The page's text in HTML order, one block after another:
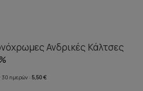
Ανδρικές Κάλτσες
30 ημερών : 5,50 €